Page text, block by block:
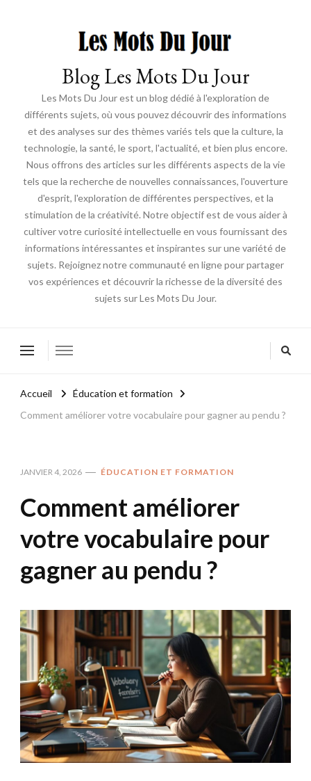
Blog Les Mots Du Jour
Les Mots Du Jour est un blog dédié à l'exploration de
différents sujets, où vous pouvez découvrir des informations
et des analyses sur des thèmes variés tels que la culture, la
technologie, la santé, le sport, l'actualité, et bien plus encore.
Nous offrons des articles sur les différents aspects de la vie
tels que la recherche de nouvelles connaissances, l'ouverture
d'esprit, l'exploration de différentes perspectives, et la
stimulation de la créativité. Notre objectif est de vous aider à
cultiver votre curiosité intellectuelle en vous fournissant des
informations intéressantes et inspirantes sur une variété de
sujets. Rejoignez notre communauté en ligne pour partager
vos expériences et découvrir la richesse de la diversité des
sujets sur Les Mots Du Jour.
Accueil
Éducation et formation
Comment améliorer votre vocabulaire pour gagner au pendu ?
JANVIER 4, 2026 ÉDUCATION ET FORMATION
Comment améliorer
votre vocabulaire pour
gagner au pendu ?